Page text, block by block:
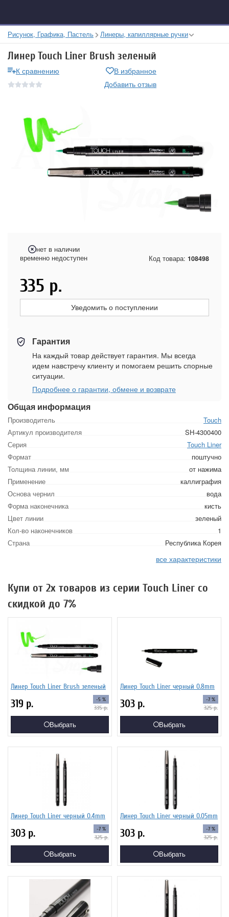
Рисунок, Графика, Пастель Линеры, капиллярные ручки
Линер Touch Liner Brush зеленый
К сравнению
В избранное
Добавить отзыв
Общая информация
Производитель
Touch
Артикул производителя
SH-4300400
Серия
Touch Liner
Формат
поштучно
Толщина линии, мм
от нажима
Применение
каллиграфия
Основа чернил
вода
Форма наконечника
кисть
Цвет линии
зеленый
Кол-во наконечников
1
Страна
Республика Корея
все характеристики
нет в наличии
временно недоступен
Код товара: 108498
335 р.
Уведомить о поступлении
Гарантия
На каждый товар действует гарантия. Мы всегда
идем навстречу клиенту и помогаем решить спорные
ситуации.
Подробнее о гарантии, обмене и возврате
Купи от 2х товаров из серии Touch Liner со
скидкой до 7%
Линер Touch Liner Brush зеленый
319 р. -5 %
335р.
Выбрать
Линер Touch Liner черный 0.8mm
303 р. -7 %
325р.
Выбрать
Линер Touch Liner черный 0.4mm
303 р. -7 %
325р.
Выбрать
Линер Touch Liner черный 0.05mm
303 р. -7 %
325р.
Выбрать